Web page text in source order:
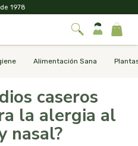
1978
Alimentación Sana
caseros
la alergia al
nasal?